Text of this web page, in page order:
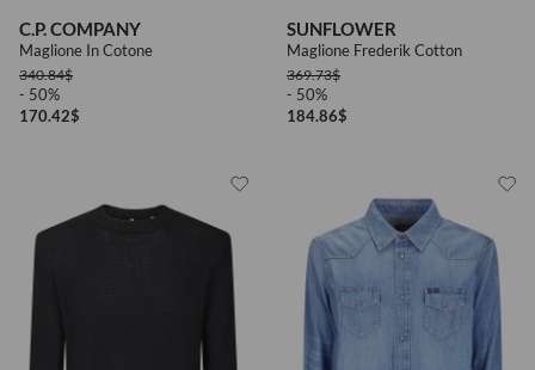
C.P. COMPANY
Maglione In Cotone
340.84$
- 50%
170.42$
SUNFLOWER
Maglione Frederik Cotton
369.73$
- 50%
184.86$